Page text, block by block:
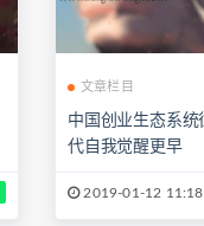
文章栏目
中国创业生态系
代自我觉醒更早
2019-01-12